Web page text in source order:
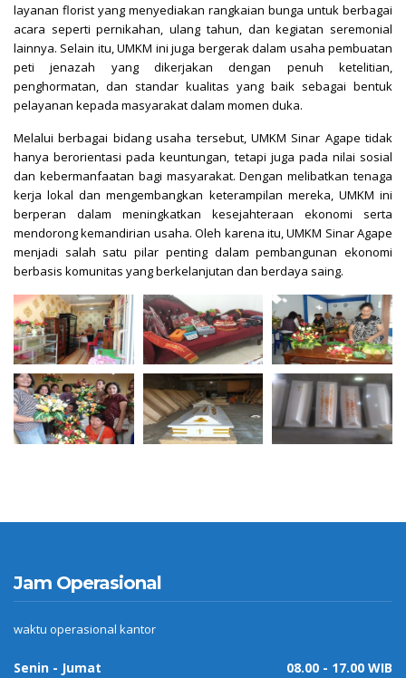
layanan florist yang menyediakan rangkaian bunga untuk berbagai
acara seperti pernikahan, ulang tahun, dan kegiatan seremonial
lainnya. Selain itu, UMKM ini juga bergerak dalam usaha pembuatan
peti jenazah yang dikerjakan dengan penuh ketelitian,
penghormatan, dan standar kualitas yang baik sebagai bentuk
pelayanan kepada masyarakat dalam momen duka.
Melalui berbagai bidang usaha tersebut, UMKM Sinar Agape tidak
hanya berorientasi pada keuntungan, tetapi juga pada nilai sosial
dan kebermanfaatan bagi masyarakat. Dengan melibatkan tenaga
kerja lokal dan mengembangkan keterampilan mereka, UMKM ini
berperan dalam meningkatkan kesejahteraan ekonomi serta
mendorong kemandirian usaha. Oleh karena itu, UMKM Sinar Agape
menjadi salah satu pilar penting dalam pembangunan ekonomi
berbasis komunitas yang berkelanjutan dan berdaya saing.
Jam Operasional
waktu operasional kantor
Senin - Jumat
08.00 - 17.00 WIB